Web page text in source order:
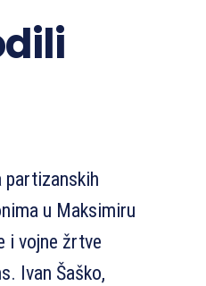
partizanskih
u Maksimiru
i vojne žrtve
Ivan Šaško,